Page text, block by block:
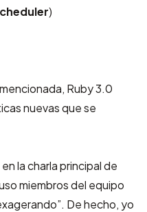
)
Ruby 3.0
nuevas que se
la charla principal de
miembros del equipo
De hecho, yo